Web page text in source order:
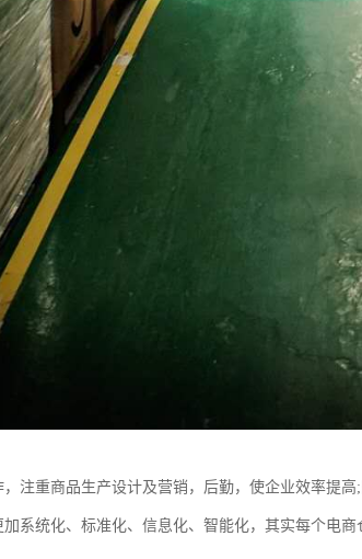
注重商品生产设计及营销，后勤，使企业效率提
系统化、标准化、信息化、智能化，其实每个电